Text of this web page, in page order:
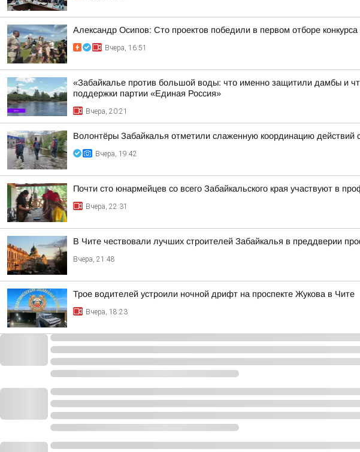
Александр Осипов: Сто проектов победили в первом отборе
Вчера, 16:51
«Забайкалье против большой воды: что именно защитили дамбы и
поддержки партии «Единая Россия»
Вчера, 20:21
Волонтёры Забайкалья отметили слаженную координацию действий
Вчера, 19:42
Почти сто юнармейцев со всего Забайкальского края участвуют в
Вчера, 22:31
В Чите чествовали лучших строителей Забайкалья в преддверии
Вчера, 21:48
Трое водителей устроили ночной дрифт на проспекте Жукова в Чите
Вчера, 18:23